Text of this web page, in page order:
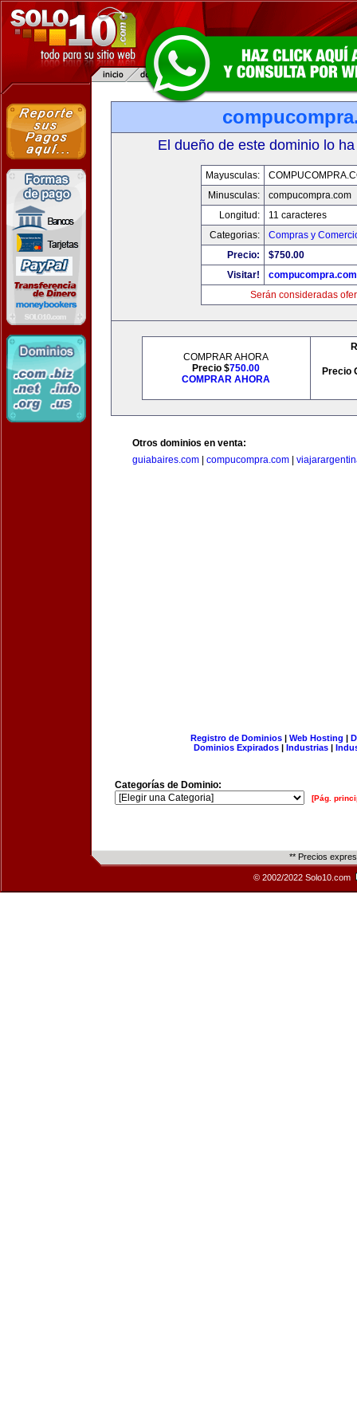
El dueño de este dominio lo
Mayusculas:
Minusculas:
compucompra.com
Longitud:
11 caracteres
Categorias:
Compras y
Precio:
$750.00
Visitar!
compucompra.com
Serán consideradas
COMPRAR AHORA
Precio $750.00
COMPRAR AHORA
Precio
Otros dominios en venta:
guiabaires.com
compucompra.com
Registro de Dominios| Web Hosting |
Dominios Expirados | Industrias |
Categorías de Dominio:
[Pág.
** Precios
© 2002/2022 Solo10.com